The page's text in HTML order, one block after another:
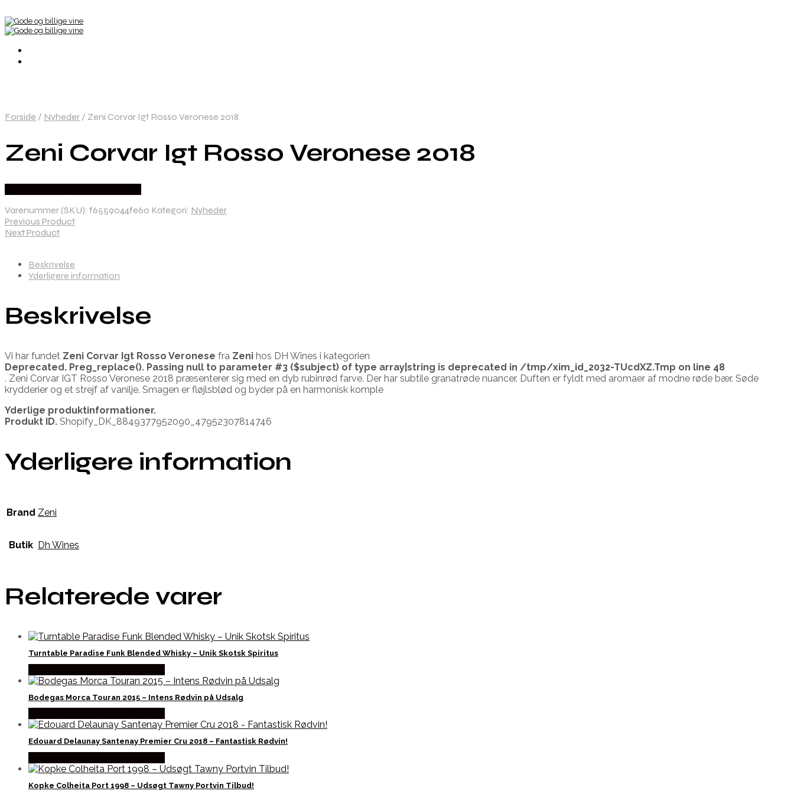
Forside / Nyheder / Zeni Corvar Igt Rosso Veronese 2018
Zeni Corvar Igt Rosso Veronese 2018
Varenummer (SKU): f6559044fe60 Kategori: Nyheder
Previous Product
Next Product
Beskrivelse
Yderligere information
Beskrivelse
Vi har fundet Zeni Corvar Igt Rosso Veronese fra Zeni hos DH Wines i kategorien
Deprecated. Preg_replace(). Passing null to parameter #3 ($subject) of type array|string is deprecated in /tmp/xim_id_2032-TUcdXZ.Tmp on line 48
. Zeni Corvar IGT Rosso Veronese 2018 præsenterer sig med en dyb rubinrød farve. Der har subtile granatrøde nuancer. Duften er fyldt med aromaer af modne røde bær. Søde
krydderier og et strejf af vanilje. Smagen er fløjlsblød og byder på en harmonisk komple
Yderlige produktinformationer.
Produkt ID. Shopify_DK_8849377952090_47952307814746
Yderligere information
Brand Zeni
Butik Dh Wines
Relaterede varer
Turntable Paradise Funk Blended Whisky – Unik Skotsk Spiritus
Bodegas Morca Touran 2015 – Intens Rødvin på Udsalg
Edouard Delaunay Santenay Premier Cru 2018 – Fantastisk Rødvin!
Kopke Colheita Port 1998 – Udsøgt Tawny Portvin Tilbud!